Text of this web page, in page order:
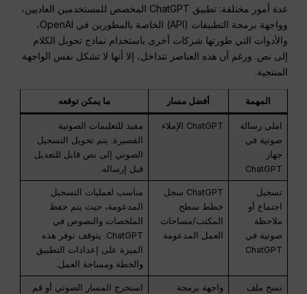
عدة أمور مختلفة: تطبيق ChatGPT المخصص للمستخدمين العاديين،
وواجهة برمجة التطبيقات (API) الخاصة بالمطورين في OpenAI،
والأدوات التي طورتها شركات أخرى باستخدام نماذج تحويل الكلام
إلى نص. ورغم أن هذه العناصر تتداخل، إلا أنها لا تشكل نفس الواجهة
المنتجية.
المهمة أفضل مسار ما يمكن توقعه
املي رسالة
صوتية في
جهاز
ChatGPT
ChatGPT الإملاء
مفيد للتعليمات الصوتية
القصيرة. يتم تحويل التسجيل
الصوتي إلى نص قابل للتعديل
قبل إرساله.
تسجيل
اجتماع أو
ملاحظة
صوتية في
ChatGPT
ChatGPT سجل
خطط سطح
المكتب/مساحات
العمل المدعومة
مناسب لعمليات التسجيل
المدعومة، حيث يتم حفظ
الملخصات والنصوص في
ChatGPT. يتوقف توفر هذه
الميزة على إعدادات التطبيق
والخطة ومساحة العمل.
نسخ ملف
واجهة برمجة
استخرج المسار الصوتي أو قم